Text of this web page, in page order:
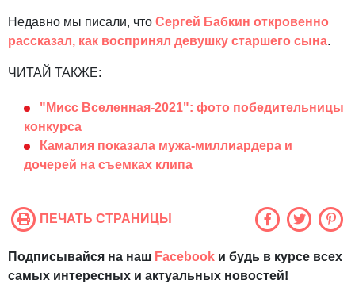
Недавно мы писали, что Сергей Бабкин откровенно
рассказал, как воспринял девушку старшего сына.
ЧИТАЙ ТАКЖЕ:
"Мисс Вселенная-2021": фото победительницы
конкурса
Камалия показала мужа-миллиардера и
дочерей на съемках клипа
ПЕЧАТЬ СТРАНИЦЫ
Подписывайся на наш Facebook и будь в курсе всех
самых интересных и актуальных новостей!